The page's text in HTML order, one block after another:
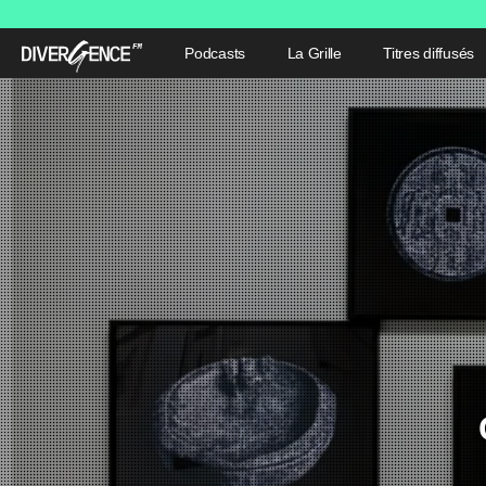
Podcasts La Grille Titres diffusés